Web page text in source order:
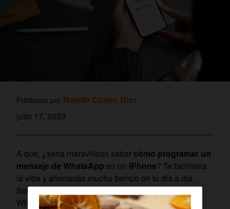
Publicado por Natalia Castro Diez
julio 17, 2023
A qué, ¿sería maravilloso saber cómo programar un
mensaje de WhatsApp en un iPhone? Te facilitaría
la vida y ahorrarías mucho tiempo en tu día a día.
Sobre todo, si se trata deautomatizar mensajes
WhatsApp del trabajo.